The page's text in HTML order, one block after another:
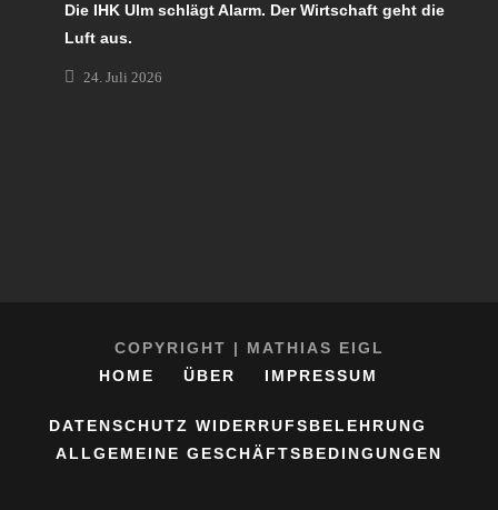
Die IHK Ulm schlägt Alarm. Der Wirtschaft geht die
Luft aus.
24. Juli 2026
COPYRIGHT | MATHIAS EIGL
HOME
ÜBER IMPRESSUM
DATENSCHUTZ WIDERRUFSBELEHRUNG
ALLGEMEINE GESCHÄFTSBEDINGUNGEN